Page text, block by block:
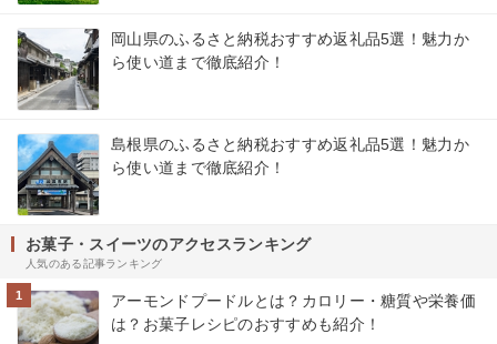
岡山県のふるさと納税おすすめ返礼品5選！魅力か
ら使い道まで徹底紹介！
島根県のふるさと納税おすすめ返礼品5選！魅力か
ら使い道まで徹底紹介！
お菓子・スイーツのアクセスランキング
人気のある記事ランキング
1
アーモンドプードルとは？カロリー・糖質や栄養価
は？お菓子レシピのおすすめも紹介！